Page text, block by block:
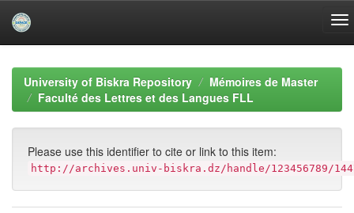
navigationUniversity of Biskra Repository
Mémoires de Master
Faculté des Lettres et des Langues FLL
Please use this identifier to cite or link to this item:
http://archives.univ-biskra.dz/handle/123456789/